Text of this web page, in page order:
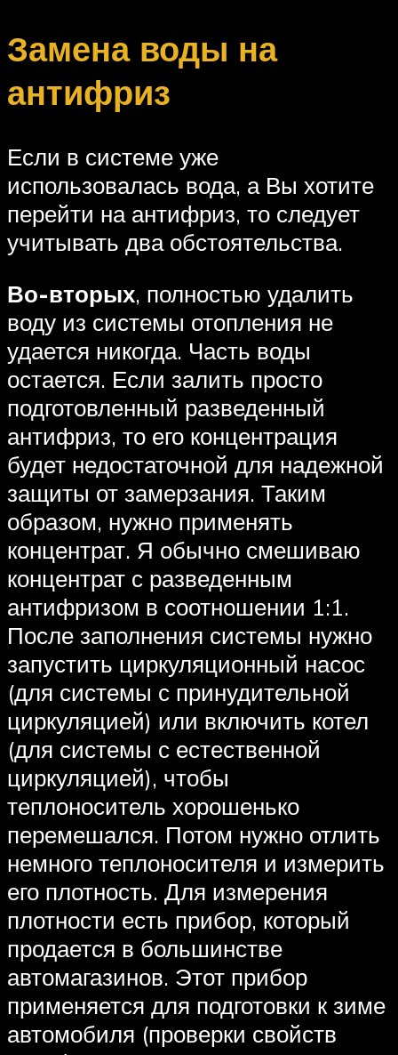
Замена воды на
антифриз
Если в системе уже
использовалась вода, а Вы хотите
перейти на антифриз, то следует
учитывать два обстоятельства.
Во-вторых, полностью удалить
воду из системы отопления не
удается никогда. Часть воды
остается. Если залить просто
подготовленный разведенный
антифриз, то его концентрация
будет недостаточной для надежной
защиты от замерзания. Таким
образом, нужно применять
концентрат. Я обычно смешиваю
концентрат с разведенным
антифризом в соотношении 1:1.
После заполнения системы нужно
запустить циркуляционный насос
(для системы с принудительной
циркуляцией) или включить котел
(для системы с естественной
циркуляцией), чтобы
теплоноситель хорошенько
перемешался. Потом нужно отлить
немного теплоносителя и измерить
его плотность. Для измерения
плотности есть прибор, который
продается в большинстве
автомагазинов. Этот прибор
применяется для подготовки к зиме
автомобиля (проверки свойств